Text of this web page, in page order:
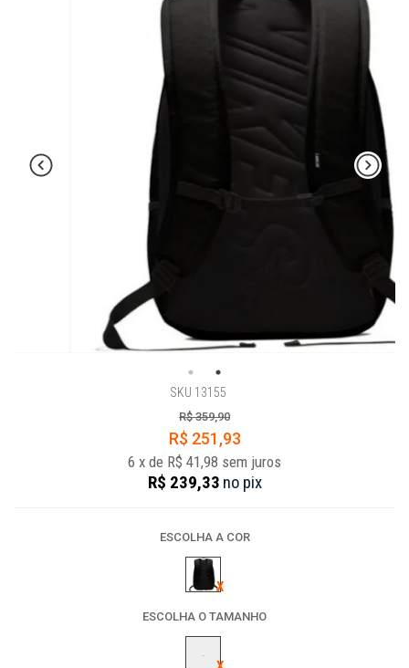
SKU 13155
R$ 359,90
R$ 251,93
6 x de R$ 41,98 sem juros
R$ 239,33 no pix
ESCOLHA A COR
ESCOLHA O TAMANHO
-